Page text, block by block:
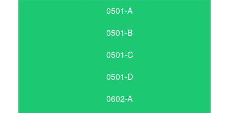
0501-A
0501-B
0501-C
0501-D
0602-A